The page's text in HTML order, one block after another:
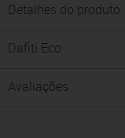
Detalhes do produto
Dafiti Eco
Avaliações